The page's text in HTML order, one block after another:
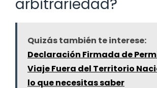
arbitrariedad?
Quizás también te interese:
Declaración Firmada de
Viaje Fuera del Territorio
lo que necesitas saber